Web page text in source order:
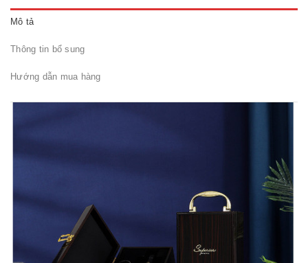
Mô tả
Thông tin bổ sung
Hướng dẫn mua hàng